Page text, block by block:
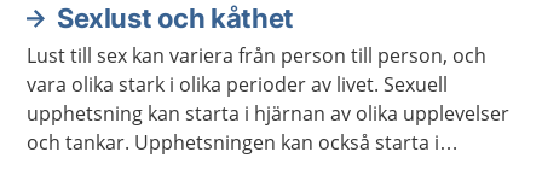
Sexlust och kåthet
Lust till sex kan variera från person till person, och
vara olika stark i olika perioder av livet. Sexuell
upphetsning kan starta i hjärnan av olika upplevelser
och tankar. Upphetsningen kan också starta i